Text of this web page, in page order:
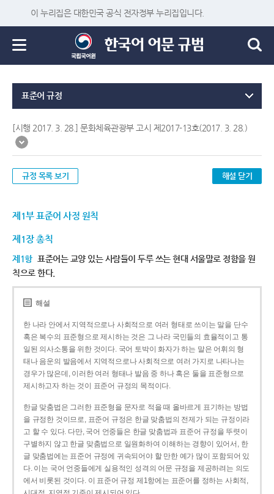
이 누리집은 대한민국 공식 전자정부 누리집입니다.
표준어 규정
[시행 2017. 3. 28.] 문화체육관광부 고시 제2017-13호(2017. 3. 28.)
규정 목록 보기 해설 닫기
제1부 표준어 사정 원칙
제1장 총칙
제1항 표준어는 교양 있는 사람들이 두루 쓰는 현대 서울말로 정함을 원
칙으로 한다.
해설
한 나라 안에서 지역적으로나 사회적으로 여러 형태로 쓰이는 말을 단수
혹은 복수의 표준형으로 제시하는 것은 그 나라 국민들의 효율적이고 통
일된 의사소통을 위한 것이다. 국어 토박이 화자가 하는 말은 어휘의 형
태나 음운의 발음에서 지역적으로나 사회적으로 여러 가지로 나타나는
경우가 많은데, 이러한 여러 형태나 발음 중 하나 혹은 둘을 표준형으로
제시하고자 하는 것이 표준어 규정의 목적이다.
한글 맞춤법은 그러한 표준형을 문자로 적을 때 올바르게 표기하는 방법
을 규정한 것이므로, 표준어 규정은 한글 맞춤법의 전제가 되는 규정이라
고 할 수 있다. 다만, 국어 언중들은 한글 맞춤법과 표준어 규정을 뚜렷이
구별하지 않고 한글 맞춤법으로 일원화하여 이해하는 경향이 있어서, 한
글 맞춤법에는 표준어 규정에 귀속되어야 할 만한 예가 많이 포함되어 있
다. 이는 국어 언중들에게 실용적인 성격의 어문 규정을 제공하려는 의도
에서 비롯된 것이다. 이 표준어 규정 제1항에는 표준어를 정하는 사회적,